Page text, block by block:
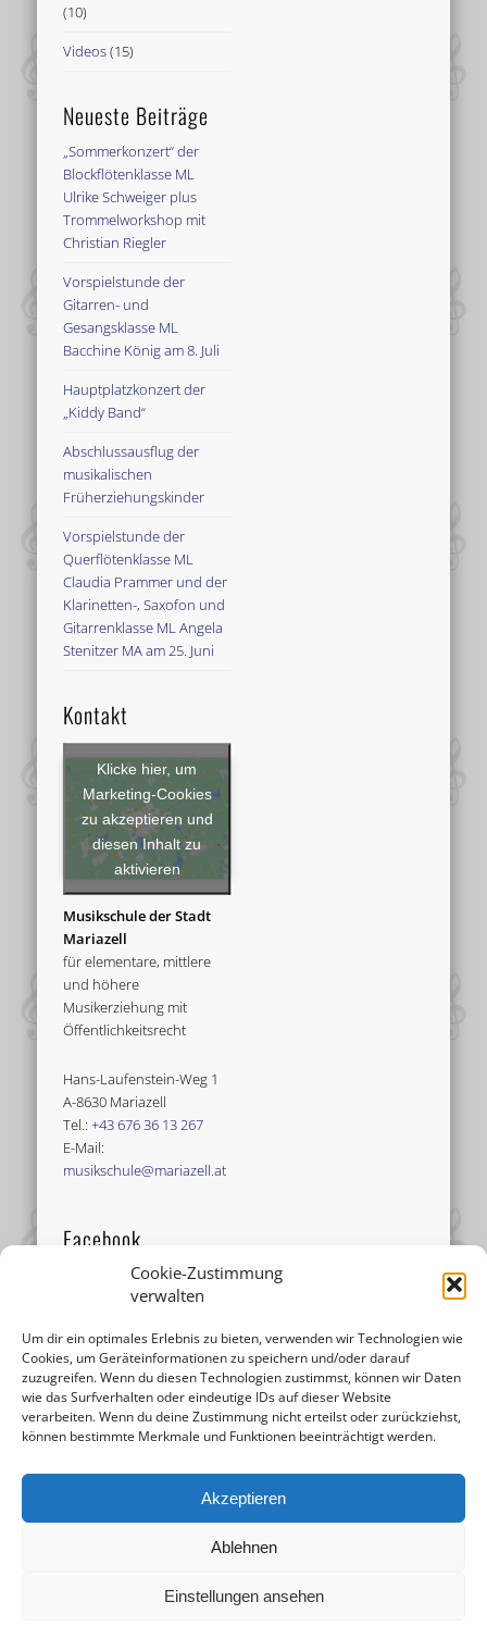
Cookie-Zustimmung
verwalten
Um dir ein optimales Erlebnis zu bieten, verwenden wir Technologien wie
Cookies, um Geräteinformationen zu speichern und/oder darauf
zuzugreifen. Wenn du diesen Technologien zustimmst, können wir Daten
wie das Surfverhalten oder eindeutige IDs auf dieser Website
verarbeiten. Wenn du deine Zustimmung nicht erteilst oder zurückziehst,
können bestimmte Merkmale und Funktionen beeinträchtigt werden.
Akzeptieren
Ablehnen
Einstellungen ansehen
(10)
Videos(15)
Neueste Beiträge
„Sommerkonzert“ der
Blockflötenklasse ML
Ulrike Schweiger plus
Trommelworkshop mit
Christian Riegler
Vorspielstunde der
Gitarren- und
Gesangsklasse ML
Bacchine König am 8. Juli
Hauptplatzkonzert der
„Kiddy Band“
Abschlussausflug der
musikalischen
Früherziehungskinder
Vorspielstunde der
Querflötenklasse ML
Claudia Prammer und der
Klarinetten-, Saxofon und
Gitarrenklasse ML Angela
Stenitzer MA am 25. Juni
Kontakt
Klicke hier, um
Marketing-Cookies
zu akzeptieren und
diesen Inhalt zu
aktivieren
Musikschule der Stadt
Mariazell
für elementare, mittlere
und höhere
Musikerziehung mit
Öffentlichkeitsrecht
Hans-Laufenstein-Weg 1
A-8630 Mariazell
Tel.:+43 676 36 13 267
E-Mail:
musikschule@mariazell.at
Facebook